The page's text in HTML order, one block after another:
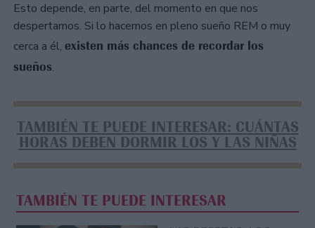
Esto depende, en parte, del momento en que nos
despertamos. Si lo hacemos en pleno sueño REM o muy
cerca a él, existen más chances de recordar los
sueños.
TAMBIÉN TE PUEDE INTERESAR: CUÁNTAS
HORAS DEBEN DORMIR LOS Y LAS NIÑAS
TAMBIÉN TE PUEDE INTERESAR